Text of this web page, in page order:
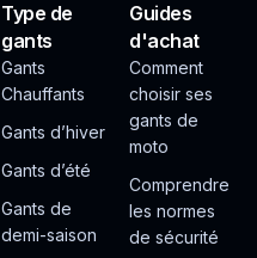
Type de
gants
Gants
Chauffants
Gants d’hiver
Gants d’été
Gants de
demi-saison
Guides
d'achat
Comment
choisir ses
gants de
moto
Comprendre
les normes
de sécurité